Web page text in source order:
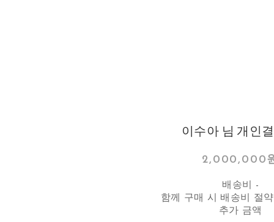
이수아 님 개인
2,000,000
배송비 -
함께 구매 시 배송비 절약
추가 금액